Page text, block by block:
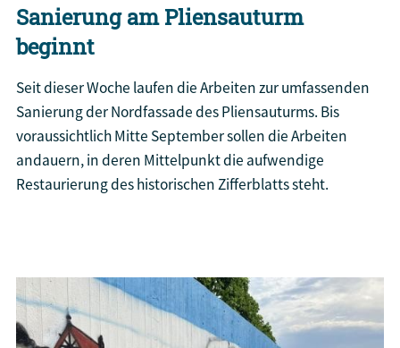
Sanierung am Pliensauturm
beginnt
Seit dieser Woche laufen die Arbeiten zur umfassenden
Sanierung der Nordfassade des Pliensauturms. Bis
voraussichtlich Mitte September sollen die Arbeiten
andauern, in deren Mittelpunkt die aufwendige
Restaurierung des historischen Zifferblatts steht.